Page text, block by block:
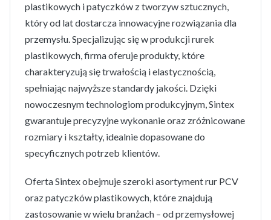
plastikowych i patyczków z tworzyw sztucznych,
który od lat dostarcza innowacyjne rozwiązania dla
przemysłu. Specjalizując się w produkcji rurek
plastikowych, firma oferuje produkty, które
charakteryzują się trwałością i elastycznością,
spełniając najwyższe standardy jakości. Dzięki
nowoczesnym technologiom produkcyjnym, Sintex
gwarantuje precyzyjne wykonanie oraz zróżnicowane
rozmiary i kształty, idealnie dopasowane do
specyficznych potrzeb klientów.
Oferta Sintex obejmuje szeroki asortyment rur PCV
oraz patyczków plastikowych, które znajdują
zastosowanie w wielu branżach – od przemysłowej